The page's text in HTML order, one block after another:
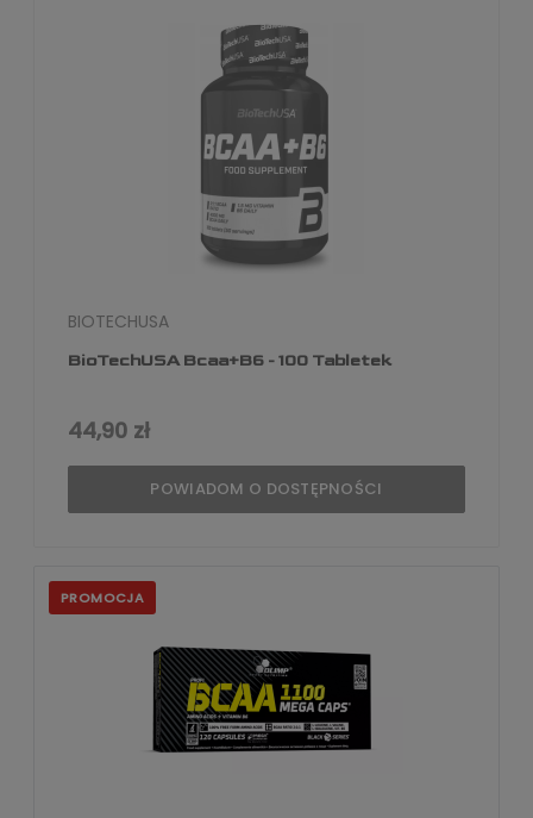
BioTechUSA Bcaa+B6 - 100 Tabletek
BIOTECHUSA
44,90 zł
POWIADOM O DOSTĘPNOŚCI
PROMOCJA